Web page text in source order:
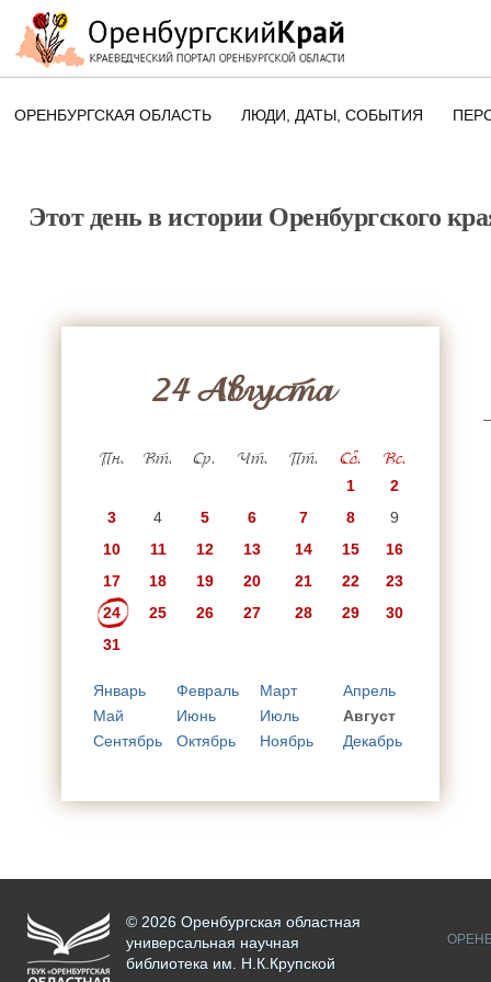
ОРЕНБУРГСКАЯ ОБЛАСТЬ ЛЮДИ, ДАТЫ, CОБЫТИЯ
ПАМЯТНЫЕ ДАТЫ
Этот день в истории Оренбургского
24 Августа
Пн. Вт. Ср. Чт. Пт. Сб. Вс.
1
2
3
4 5 6 7 8
9
10
11 12 13 14 15
16
17
18 19 20 21 22
23
24
25 26 27 28 29
30
31
Январь Февраль Март
Апрель
Май
Июнь Июль
Август
Сентябрь
Октябрь Ноябрь Декабрь
© 2026 Оренбургская областная
универсальная научная
библиотека им. Н.К.Крупской